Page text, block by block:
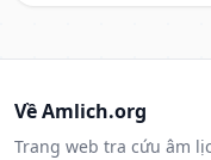
Về Amlich.org
Trang web tra cứu âm